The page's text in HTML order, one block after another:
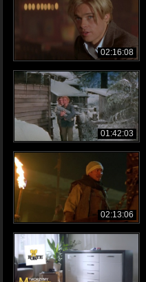
02:16:08
01:42:03
02:13:06